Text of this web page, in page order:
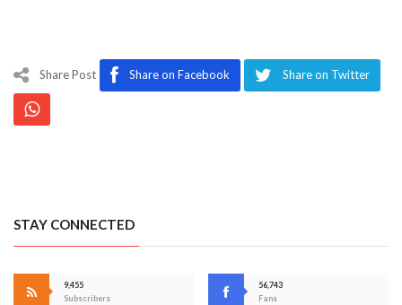
Share Post Share on Facebook Share on Twitter
STAY CONNECTED
9,455
Subscribers
56,743
Fans